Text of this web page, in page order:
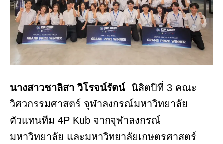
นางสาวชาลิสา วิโรจน์รัตน์ นิสิตปีที่ 3 คณะ
วิศวกรรมศาสตร์ จุฬาลงกรณ์มหาวิทยาลัย
ตัวแทนทีม 4P Kub จากจุฬาลงกรณ์
มหาวิทยาลัย และมหาวิทยาลัยเกษตรศาสตร์